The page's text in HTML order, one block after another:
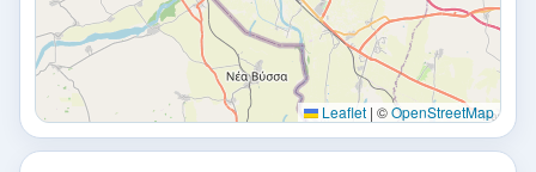
Leaflet | ©OpenStreetMap